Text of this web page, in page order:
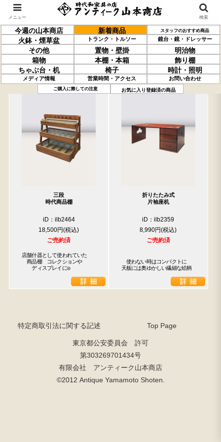
今週の山本商店 新着商品 スタッフのおすすめ商品
火鉢・煙草盆 トランク・トルソー 鏡台・鏡・ドレッサー
その他 置物・壁掛
明治物
箱物
本棚・本箱
飾り棚
ちゃぶ台・机
椅子 時計・照明
メディア情報 営業時間・アクセス お問い合わせ
ご購入に際しての注意 お気に入り登録済の商品
「2359」の検索結果 売約済の商品を非表示にする
三段
時代商品棚
iD：ilb2464
18,500円
ご売約済
店舗什器として使われていた
商品棚　コレクションや
ディスプレイに◎
折りたたみ式
片袖座机
iD：ilb2359
8,990円
ご売約済
使わない時はコンパクトに
天板には奥ゆかしい繊細な絵柄
特定商取引法に関する記述 Top Page
東京都公安委員会 許可
第303269701434号
有限会社 アンティーク山本商店
©2012 Antique Yamamoto Shoten.
メニュー 検索